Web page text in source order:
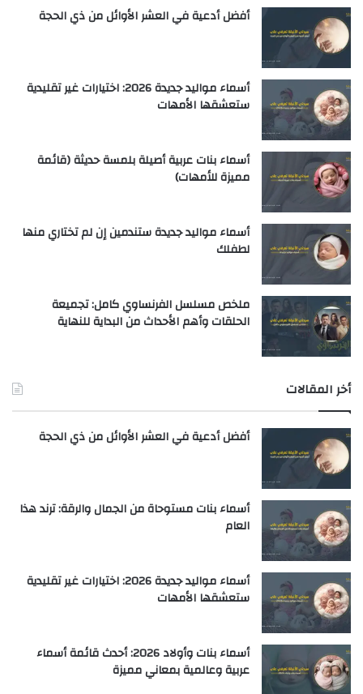
أفضل أدعية في العشر الأوائل من ذي الحجة
أسماء مواليد جديدة 2026: اختيارات غير تقليدية
ستعشقها الأمهات
أسماء بنات عربية أصيلة بلمسة حديثة (قائمة
مميزة للأمهات)
أسماء مواليد جديدة ستندمين إن لم تختاري منها
لطفلك
ملخص مسلسل الفرنساوي كامل: تجميعة
الحلقات وأهم الأحداث من البداية للنهاية
أخر المقالات
أفضل أدعية في العشر الأوائل من ذي الحجة
أسماء بنات مستوحاة من الجمال والرقة: ترند هذا
العام
أسماء مواليد جديدة 2026: اختيارات غير تقليدية
ستعشقها الأمهات
أسماء بنات وأولاد 2026: أحدث قائمة أسماء
عربية وعالمية بمعاني مميزة